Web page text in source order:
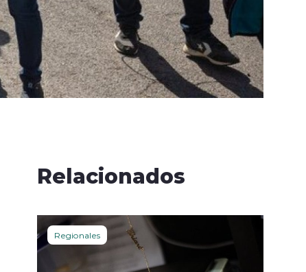
Relacionados
Regionales